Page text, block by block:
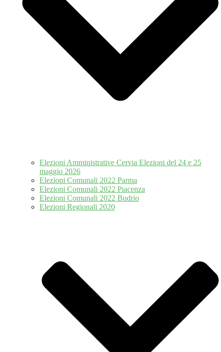
Elezioni Amministrative Cervia Elezioni del 24 e 25
maggio 2026
Elezioni Comunali 2022 Parma
Elezioni Comunali 2022 Piacenza
Elezioni Comunali 2022 Budrio
Elezioni Regionali 2020